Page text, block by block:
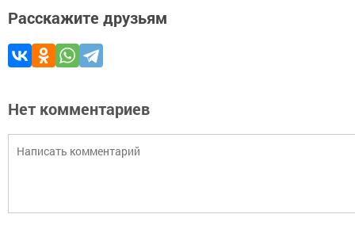
Расскажите друзьям
Нет комментариев